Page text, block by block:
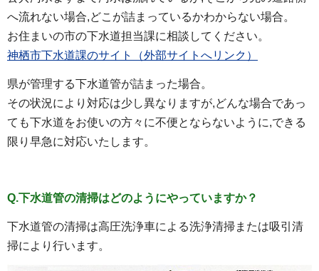
へ流れない場合,どこが詰まっているかわからない場合。
お住まいの市の下水道担当課に相談してください。
神栖市下水道課のサイト（外部サイトへリンク）
県が管理する下水道管が詰まった場合。
その状況により対応は少し異なりますが,どんな場合であっ
ても下水道をお使いの方々に不便とならないように,できる
限り早急に対応いたします。
Q.下水道管の清掃はどのようにやっていますか？
下水道管の清掃は高圧洗浄車による洗浄清掃または吸引清
掃により行います。